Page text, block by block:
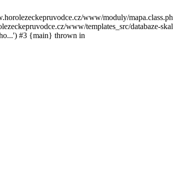
www/moduly/
www/templates_src/databaze-
#3 {main} thrown in